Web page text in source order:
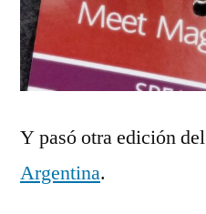
Y pasó otra edición del
Argentina.